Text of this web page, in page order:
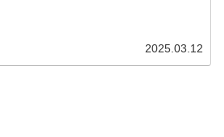
2025.03.12